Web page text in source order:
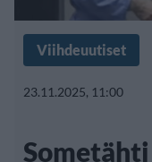
Viihdeuutiset
23.11.2025, 11:00